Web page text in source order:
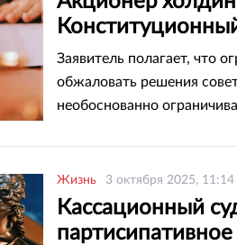
директоров
Заявитель полагает, что
обжаловать решения
необоснованно
Жизнь 3 октября 2025, 11:14
Кассационный